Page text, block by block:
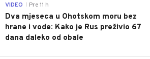
VIDEO Pre 11 h
Dva mjeseca u Ohotskom moru bez
hrane i vode: Kako je Rus preživio 67
dana daleko od obale